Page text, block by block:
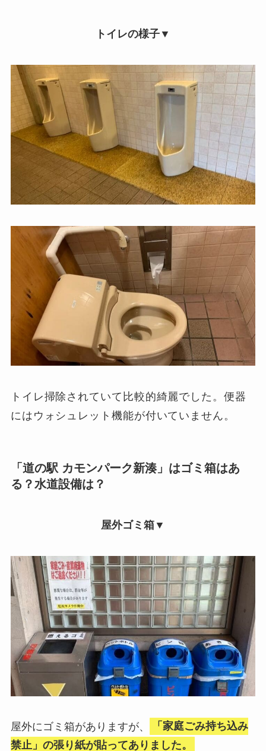
トイレの様子▼
トイレ掃除されていて比較的綺麗でした。便器
にはウォシュレット機能が付いていません。
「道の駅 カモンパーク新湊」はゴミ箱はあ
る？水道設備は？
屋外ゴミ箱▼
屋外にゴミ箱がありますが、
「家庭ごみ持ち込み
禁止」の張り紙が貼ってありました。